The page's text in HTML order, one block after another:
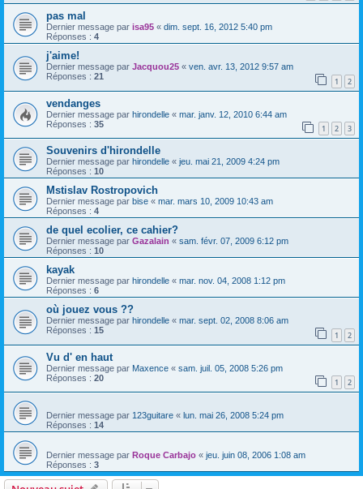
pas mal
Dernier message par isa95 « dim. sept. 16, 2012 5:40 pm
Réponses : 4
j'aime!
Dernier message par Jacquou25 « ven. avr. 13, 2012 9:57 am
Réponses : 21 1 2
vendanges
Dernier message par hirondelle « mar. janv. 12, 2010 6:44 am
Réponses : 35 1 2 3
Souvenirs d'hirondelle
Dernier message par hirondelle « jeu. mai 21, 2009 4:24 pm
Réponses : 10
Mstislav Rostropovich
Dernier message par bise « mar. mars 10, 2009 10:43 am
Réponses : 4
de quel ecolier, ce cahier?
Dernier message par Gazalain « sam. févr. 07, 2009 6:12 pm
Réponses : 10
kayak
Dernier message par hirondelle « mar. nov. 04, 2008 1:12 pm
Réponses : 6
où jouez vous ??
Dernier message par hirondelle « mar. sept. 02, 2008 8:06 am
Réponses : 15 1 2
Vu d' en haut
Dernier message par Maxence « sam. juil. 05, 2008 5:26 pm
Réponses : 20 1 2
Dernier message par 123guitare « lun. mai 26, 2008 5:24 pm
Réponses : 14
Dernier message par Roque Carbajo « jeu. juin 08, 2006 1:08 am
Réponses : 3